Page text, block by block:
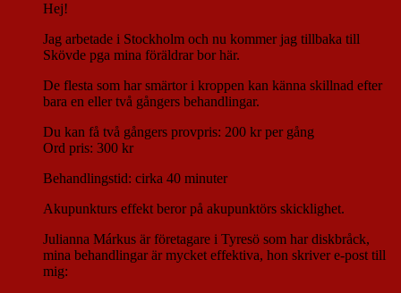
Hej!
Jag arbetade i Stockholm och nu kommer jag tillbaka till
Skövde pga mina föräldrar bor här.
De flesta som har smärtor i kroppen kan känna skillnad efter
bara en eller två gångers behandlingar.
Du kan få två gångers provpris: 200 kr per gång
Ord pris: 300 kr
Behandlingstid: cirka 40 minuter
Akupunkturs effekt beror på akupunktörs skicklighet.
Julianna Márkus är företagare i Tyresö som har diskbråck,
mina behandlingar är mycket effektiva, hon skriver e-post till
mig: